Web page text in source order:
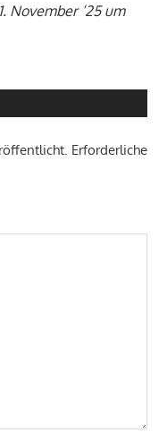
November ’25 um
Erforderliche